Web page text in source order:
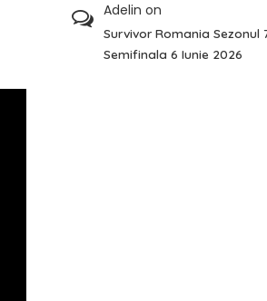
Adelin on
Survivor Romania Sezonul
Semifinala 6 Iunie 2026